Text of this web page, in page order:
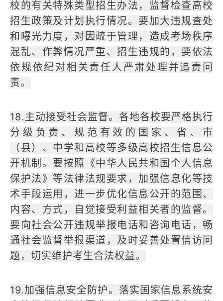
校的有关特殊类型招生办法，监督检查高校
招生政策及计划执行情况。要加大违规查处
和曝光力度，对因疏于管理，造成考场秩序
混乱、作弊情况严重、招生违规的，要依法
依规依纪对相关责任人严肃处理并追责问
责。
18.主动接受社会监督。各地各校要严格执行
分级负责、规范有效的国家、省、市
（县）、中学和高校等多级高校招生信息公
开机制。要按照《中华人民共和国个人信息
保护法》等法律法规要求，加强信息化等技
术手段运用，进一步优化信息公开的范围、
内容、方式，自觉接受利益相关者的监督。
要向社会公开违规举报电话和咨询电话，畅
通社会监督举报渠道，及时妥善处置信访问
题，切实维护考生合法权益。
19.加强信息安全防护。落实国家信息系统安